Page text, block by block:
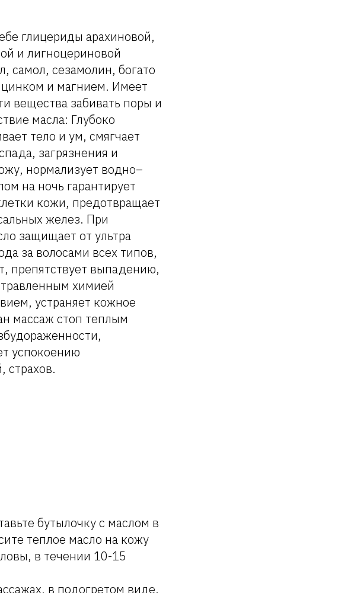
глицериды арахиновой,
и лигноцериновой
самол, сезамолин, богато
и магнием. Имеет
вещества забивать поры и
масла: Глубоко
тело и ум, смягчает
загрязнения и
нормализует водно–
на ночь гарантирует
кожи, предотвращает
желез. При
защищает от ультра
за волосами всех типов,
препятствует выпадению,
химией
устраняет кожное
массаж стоп теплым
успокоению
страхов.
бутылочку с маслом в
теплое масло на кожу
в течении 10-15
в подогретом виде.